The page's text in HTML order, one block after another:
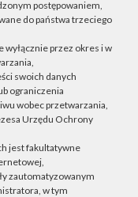
postępowaniem,
do państwa trzeciego
wyłącznie przez okres i w
swoich danych
ograniczenia
wobec przetwarzania,
Urzędu Ochrony
jest fakultatywne
zautomatyzowanym
w tym